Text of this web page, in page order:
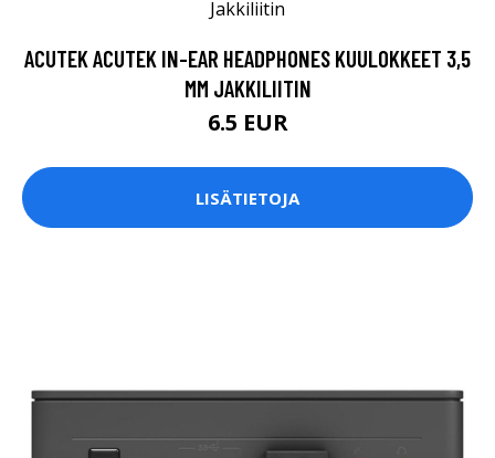
ACUTEK ACUTEK IN-EAR HEADPHONES KUULOKKEET 3,5
MM JAKKILIITIN
6.5 EUR
LISÄTIETOJA